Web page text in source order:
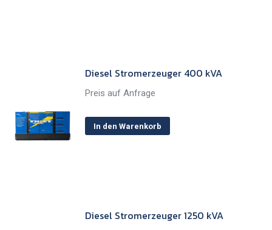
Diesel Stromerzeuger 400 kVA
Preis auf Anfrage
In den Warenkorb
Diesel Stromerzeuger 1250 kVA